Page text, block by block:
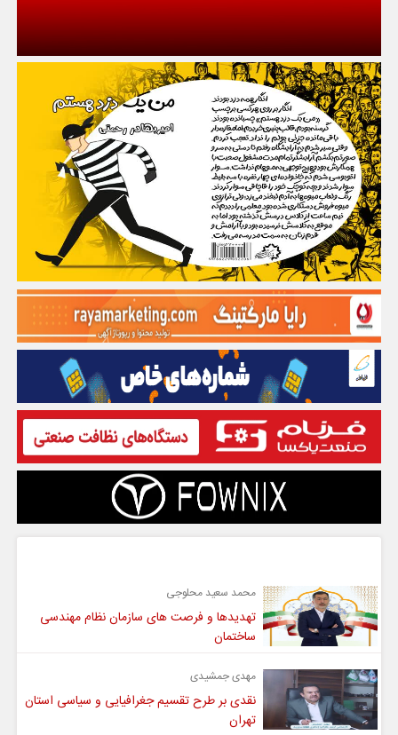
محمد سعید محلوجی
تهدیدها و فرصت های سازمان نظام مهندسی
ساختمان
مهدی جمشیدی
نقدی بر طرح تقسیم جغرافیایی و سیاسی استان
تهران